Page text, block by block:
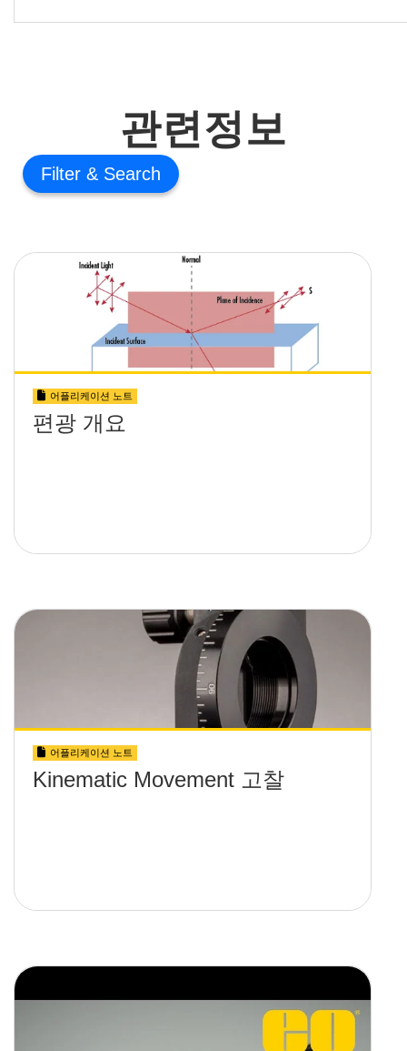
관련정보
Filter
어플리케이션 노트
편광 개요
어플리케이션 노트
Kinematic Movement 고찰